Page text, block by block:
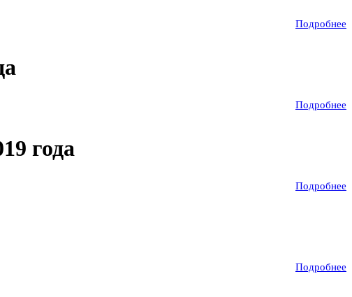
Подробнее
Подробнее
года
Подробнее
Подробнее